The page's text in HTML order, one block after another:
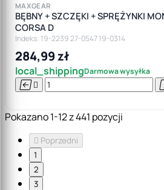
MAXGEAR
BĘBNY + SZCZĘKI + SPRĘŻYNKI
CORSA D
Indeks: 19-2239 27-0547 19-0314
284,99 zł
local_shippingDarmowa wysyłka
 
Pokazano 1-12 z 441 pozycji
 Poprzedni
1
2
3